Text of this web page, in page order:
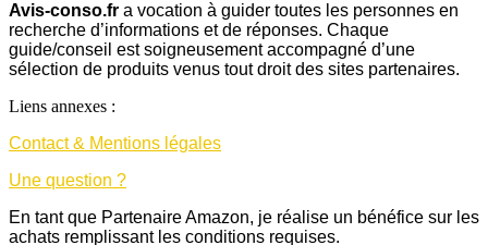
Avis-conso.fr a vocation à guider toutes les personnes en
recherche d’informations et de réponses. Chaque
guide/conseil est soigneusement accompagné d’une
sélection de produits venus tout droit des sites partenaires.
Liens annexes :
Contact & Mentions légales
Une question ?
En tant que Partenaire Amazon, je réalise un bénéfice sur les
achats remplissant les conditions requises.